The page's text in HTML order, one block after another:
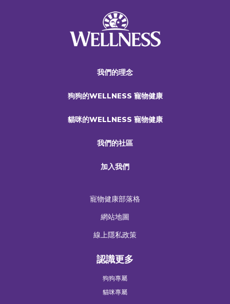
我們的理念
狗狗的WELLNESS 寵物健康
貓咪的WELLNESS 寵物健康
我們的社區
加入我們
寵物健康部落格
網站地圖
線上隱私政策
認識更多
狗狗專屬
貓咪專屬